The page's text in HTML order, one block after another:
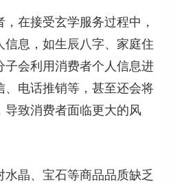
在接受玄学服务过程中，
息，如生辰八字、家庭住
会利用消费者个人信息进
电话推销等，甚至还会将
致消费者面临更大的风
晶、宝石等商品品质缺乏